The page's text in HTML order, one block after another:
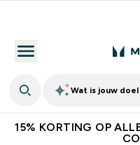
Wat is jouw
15% KORTING OP